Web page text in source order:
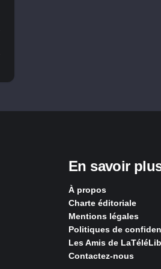
En savoir
À propos
Charte éditoriale
Mentions légales
Politiques de
Les Amis de
Contactez-nous